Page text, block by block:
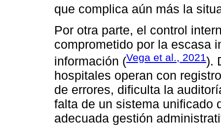
que complica aún más la
Por otra parte, el control
comprometido por la escasa
información (Vega et al., 2021).
hospitales operan con
de errores, dificulta la
falta de un sistema unificado
adecuada gestión